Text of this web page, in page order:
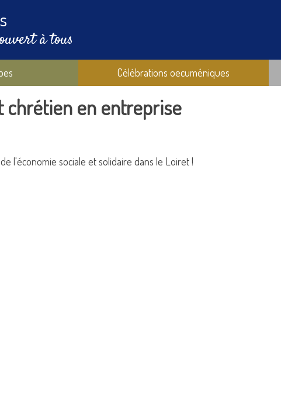
à tous
Célébrations oecuméniques
chrétien en entreprise
l'économie sociale et solidaire dans le Loiret !